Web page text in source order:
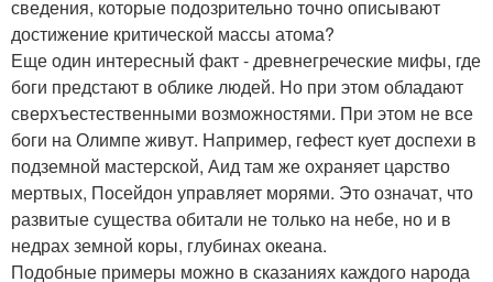
сведения, которые подозрительно точно описывают
достижение критической массы атома?
Еще один интересный факт - древнегреческие мифы, где
боги предстают в облике людей. Но при этом обладают
сверхъестественными возможностями. При этом не все
боги на Олимпе живут. Например, гефест кует доспехи в
подземной мастерской, Аид там же охраняет царство
мертвых, Посейдон управляет морями. Это означат, что
развитые существа обитали не только на небе, но и в
недрах земной коры, глубинах океана.
Подобные примеры можно в сказаниях каждого народа